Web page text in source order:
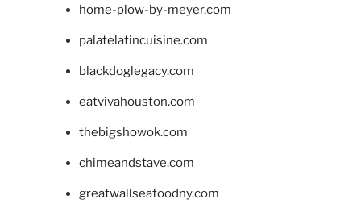
home-plow-by-meyer.com
palatelatincuisine.com
blackdoglegacy.com
eatvivahouston.com
thebigshowok.com
chimeandstave.com
greatwallseafoodny.com